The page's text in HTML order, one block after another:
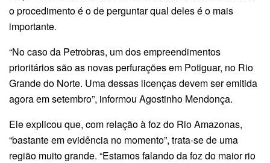
o procedimento é o de perguntar qual deles é o mais
importante.
“No caso da Petrobras, um dos empreendimentos
prioritários são as novas perfurações em Potiguar, no Rio
Grande do Norte. Uma dessas licenças devem ser emitida
agora em setembro”, informou Agostinho Mendonça.
Ele explicou que, com relação à foz do Rio Amazonas,
“bastante em evidência no momento”, trata-se de uma
região muito grande. “Estamos falando da foz do maior rio